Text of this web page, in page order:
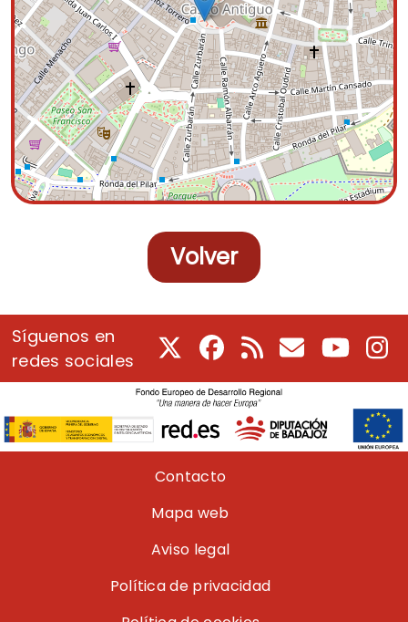
Volver
Síguenos en
redes sociales
Facebook
RSS CorreoYoutube
Pie de páginaContacto
Mapa web
Aviso legal
Política de privacidad